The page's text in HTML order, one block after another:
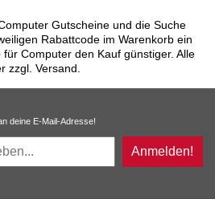
Gutscheine und die Suche
Rabattcode im Warenkorb ein
Computer den Kauf günstiger. Alle
zzgl. Versand.
deine E-Mail-Adresse!
Anmelden!